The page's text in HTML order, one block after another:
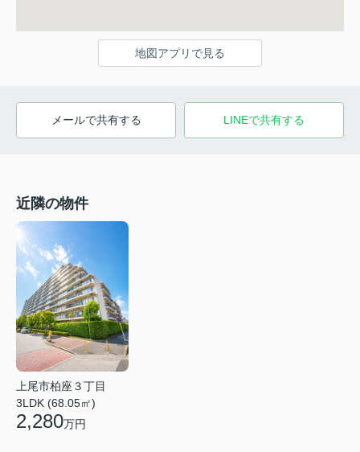
地図アプリで見る
メールで共有する LINEで共有する
近隣の物件
上尾市柏座３丁目
3LDK (68.05㎡)
2,280万円